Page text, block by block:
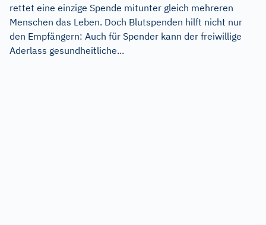
rettet eine einzige Spende mitunter gleich mehreren
Menschen das Leben. Doch Blutspenden hilft nicht nur
den Empfängern: Auch für Spender kann der freiwillige
Aderlass gesundheitliche...